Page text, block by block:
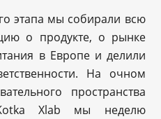
этапа мы собирали всю
о продукте, о рынке
в Европе и делили
На очном
пространства
Kotka Xlab мы неделю